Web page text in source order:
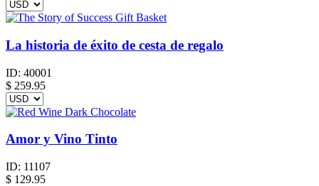
La historia de éxito de cesta de regalo
ID: 40001
$ 259.95
Amor y Vino Tinto
ID: 11107
$ 129.95